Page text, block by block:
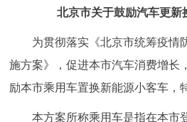
ITALIANO
北京市关于鼓励汽车更新
为贯彻落实《北京市统筹疫情
施方案》，促进本市汽车消费增长
励本市乘用车置换新能源小客车，
本方案所称乘用车是指在本市